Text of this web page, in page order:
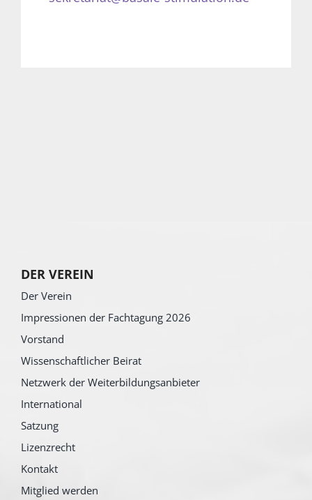
DER VEREIN
Der Verein
Impressionen der Fachtagung 2026
Vorstand
Wissenschaftlicher Beirat
Netzwerk der Weiterbildungsanbieter
International
Satzung
Lizenzrecht
Kontakt
Mitglied werden